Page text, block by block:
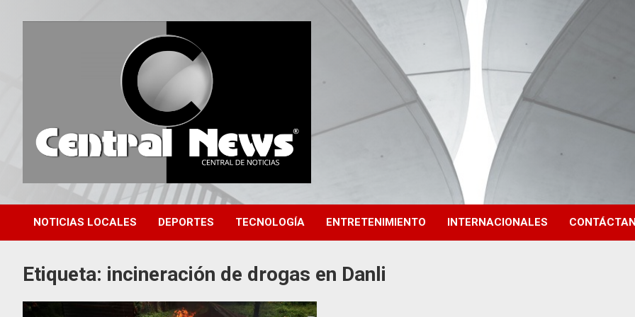
Central News HN
Central de Noticias
NOTICIAS LOCALES DEPORTES TECNOLOGÍA ENTRETENIMIENTO INTERNACIONALES
Etiqueta: incineración de drogas en Danli